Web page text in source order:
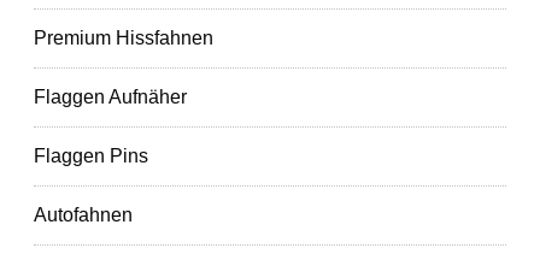
Premium Hissfahnen
Flaggen Aufnäher
Flaggen Pins
Autofahnen